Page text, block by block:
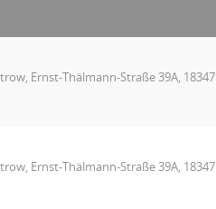
Ernst-Thälmann-Straße 39A,
Ernst-Thälmann-Straße 39A,